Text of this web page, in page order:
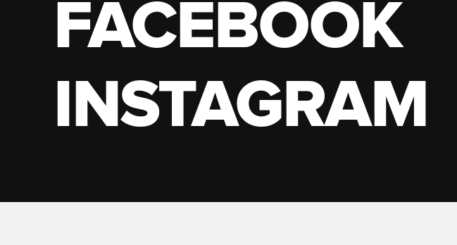
FACEBOOK
INSTAGRAM